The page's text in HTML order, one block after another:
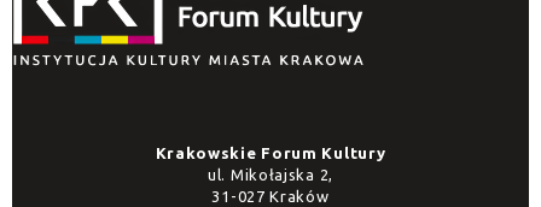
Krakowskie Forum Kultury
ul. Mikołajska 2,
31-027 Kraków